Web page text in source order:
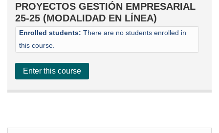
PROYECTOS GESTIÓN EMPRESARIAL
25-25 (MODALIDAD EN LÍNEA)
Enrolled students: There are no students enrolled in
this course.
Enter this course